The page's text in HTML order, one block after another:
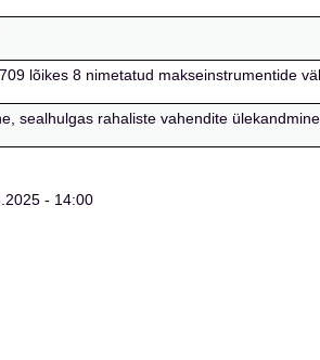
lõikes 8 nimetatud makseinstrumentide
sealhulgas rahaliste vahendite
- 14:00